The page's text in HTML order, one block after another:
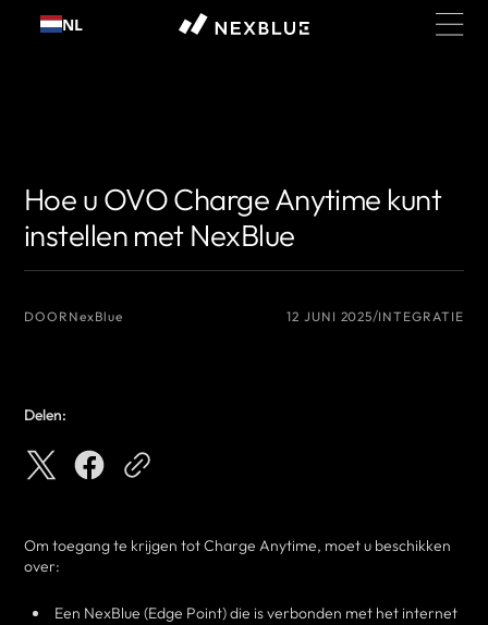
naarNL
Hoe u OVO Charge Anytime kunt
instellen met NexBlue
DOOR NexBlue 12 JUNI 2025 INTEGRATIE
Delen:
Om toegang te krijgen tot Charge Anytime, moet u beschikken
over:
Een NexBlue (Edge Point)die is verbonden met het internet